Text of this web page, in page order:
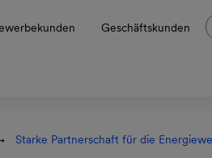
Geschäftskunden
Starke Partnerschaft für die